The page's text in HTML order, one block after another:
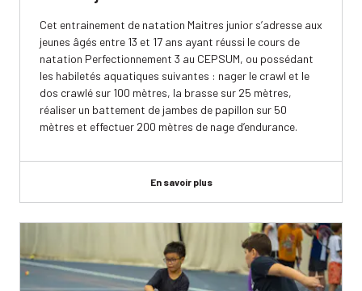
Cet entrainement de natation Maitres junior s’adresse aux
jeunes âgés entre 13 et 17 ans ayant réussi le cours de
natation Perfectionnement 3 au CEPSUM, ou possédant
les habiletés aquatiques suivantes : nager le crawl et le
dos crawlé sur 100 mètres, la brasse sur 25 mètres,
réaliser un battement de jambes de papillon sur 50
mètres et effectuer 200 mètres de nage d’endurance.
En savoir plus